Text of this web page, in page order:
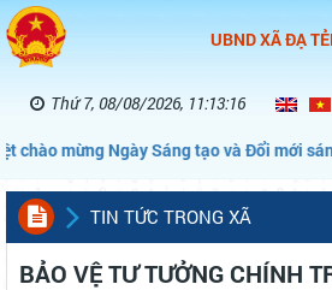
UBND XÃ ĐẠ
Thứ 7, 08/08/2026, 11:13:17
mừng Ngày Sáng tạo và Đổi mới
TIN TỨC TRONG XÃ
BẢO VỆ TƯ TƯỞNG CHÍNH